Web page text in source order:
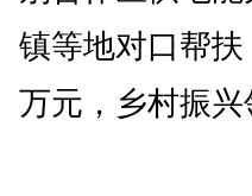
镇等地对口帮
万元，乡村振